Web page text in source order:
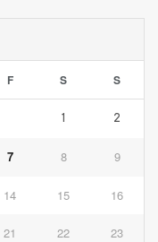
F S S
1 2
7 8 9
14 15 16
21 22 23